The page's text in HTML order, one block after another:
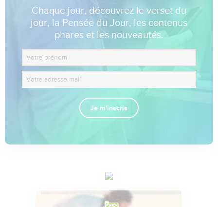
Chaque jour, découvrez le verset du
jour, la Pensée du Jour, les contenus
phares et les nouveautés.
Je m'inscris